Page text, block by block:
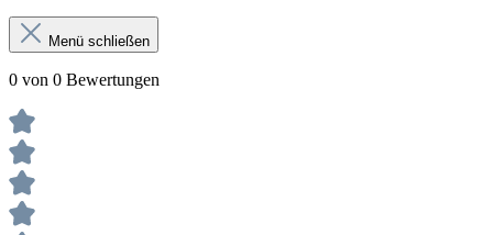
Menü schließen
0 von 0 Bewertungen